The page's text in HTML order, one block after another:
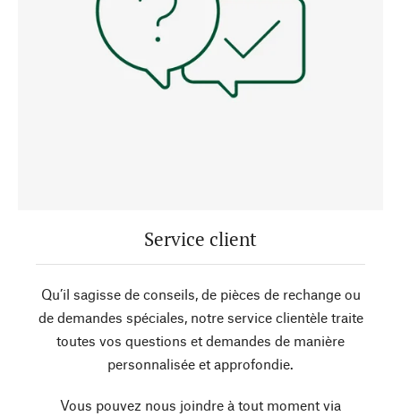
Service client
Qu’il sagisse de conseils, de pièces de rechange ou
de demandes spéciales, notre service clientèle traite
toutes vos questions et demandes de manière
personnalisée et approfondie.
Vous pouvez nous joindre à tout moment via